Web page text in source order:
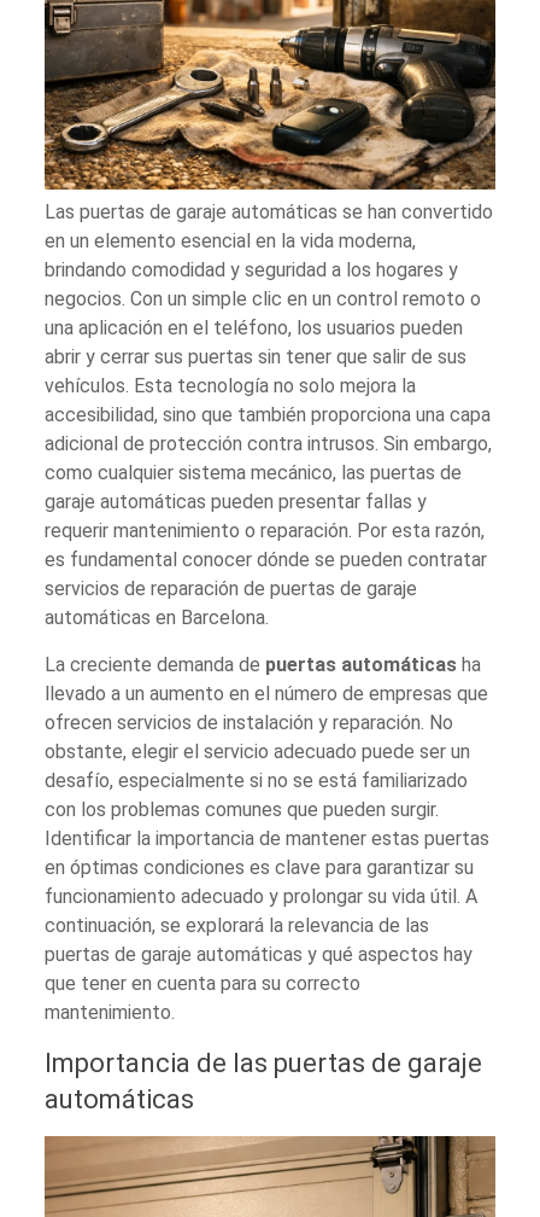
Las puertas de garaje automáticas se han convertido
en un elemento esencial en la vida moderna,
brindando comodidad y seguridad a los hogares y
negocios. Con un simple clic en un control remoto o
una aplicación en el teléfono, los usuarios pueden
abrir y cerrar sus puertas sin tener que salir de sus
vehículos. Esta tecnología no solo mejora la
accesibilidad, sino que también proporciona una capa
adicional de protección contra intrusos. Sin embargo,
como cualquier sistema mecánico, las puertas de
garaje automáticas pueden presentar fallas y
requerir mantenimiento o reparación. Por esta razón,
es fundamental conocer dónde se pueden contratar
servicios de reparación de puertas de garaje
automáticas en Barcelona.
La creciente demanda de puertas automáticas ha
llevado a un aumento en el número de empresas que
ofrecen servicios de instalación y reparación. No
obstante, elegir el servicio adecuado puede ser un
desafío, especialmente si no se está familiarizado
con los problemas comunes que pueden surgir.
Identificar la importancia de mantener estas puertas
en óptimas condiciones es clave para garantizar su
funcionamiento adecuado y prolongar su vida útil. A
continuación, se explorará la relevancia de las
puertas de garaje automáticas y qué aspectos hay
que tener en cuenta para su correcto
mantenimiento.
Importancia de las puertas de garaje
automáticas